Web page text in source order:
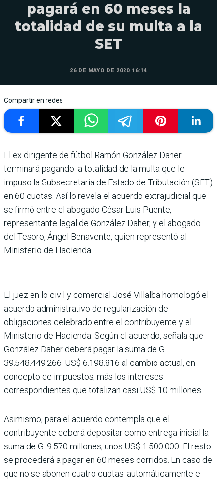
pagará en 60 meses la
totalidad de su multa a la
SET
26 DE MAYO DE 2020 16:14
Compartir en redes
El ex dirigente de fútbol Ramón González Daher
terminará pagando la totalidad de la multa que le
impuso la Subsecretaría de Estado de Tributación (SET)
en 60 cuotas. Así lo revela el acuerdo extrajudicial que
se firmó entre el abogado César Luis Puente,
representante legal de González Daher, y el abogado
del Tesoro, Ángel Benavente, quien representó al
Ministerio de Hacienda.
El juez en lo civil y comercial José Villalba homologó el
acuerdo administrativo de regularización de
obligaciones celebrado entre el contribuyente y el
Ministerio de Hacienda. Según el acuerdo, señala que
González Daher deberá pagar la suma de G.
39.548.449.266, US$ 6.198.816 al cambio actual, en
concepto de impuestos, más los intereses
correspondientes que totalizan casi US$ 10 millones.
Asimismo, para el acuerdo contempla que el
contribuyente deberá depositar como entrega inicial la
suma de G. 9.570 millones, unos US$ 1.500.000. El resto
se procederá a pagar en 60 meses corridos. En caso de
que no se abonen cuatro cuotas, automáticamente el